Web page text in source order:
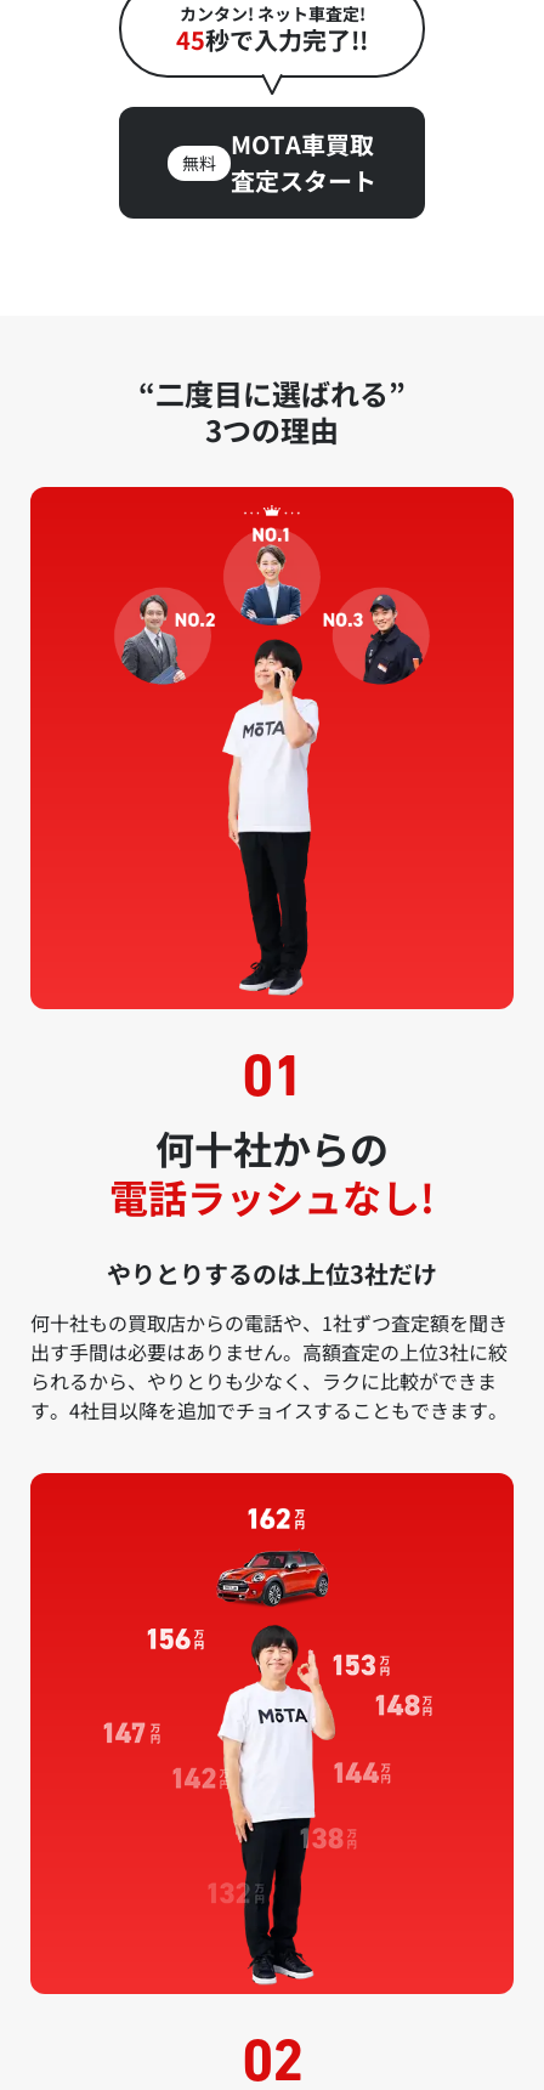
カンタン! ネット車査定!
45秒で入力完了!!
無料
MOTA車買取
査定スタート
“二度目に選ばれる”
3つの理由
何十社からの
電話ラッシュなし!
やりとりするのは上位3社だけ
何十社もの買取店からの電話や、1社ずつ査定額を聞き
出す手間は必要はありません。高額査定の上位3社に絞
られるから、やりとりも少なく、ラクに比較ができま
す。4社目以降を追加でチョイスすることもできます。